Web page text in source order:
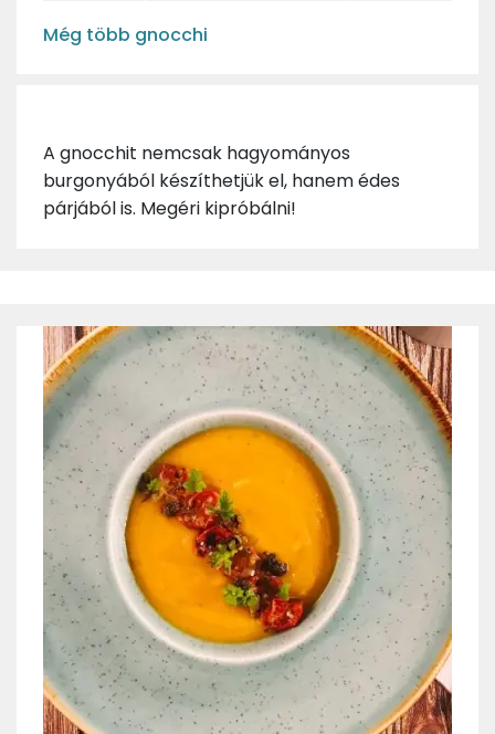
Még több gnocchi
A gnocchit nemcsak hagyományos
burgonyából készíthetjük el, hanem édes
párjából is. Megéri kipróbálni!